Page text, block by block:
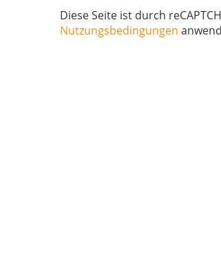
Diese Seite ist durch
Nutzungsbedingungen